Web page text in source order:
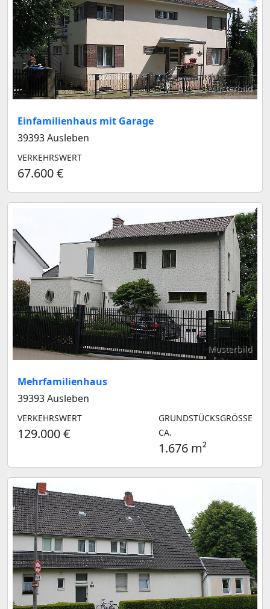
Musterbild
Einfamilienhaus mit Garage
39393 Ausleben
VERKEHRSWERT
67.600 €
Musterbild
Mehrfamilienhaus
39393 Ausleben
VERKEHRSWERT
129.000 €
GRUNDSTÜCKSGRÖSSE C
A.
1.676 m²